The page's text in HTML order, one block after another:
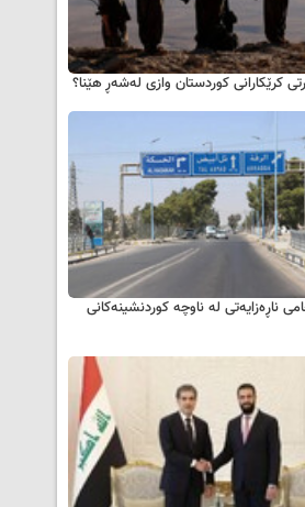
کرێکارانی کوردستان وازی لەشەڕ هێنا؟
ناڕەزایەتی لە ناوچە کوردنشینەکانی